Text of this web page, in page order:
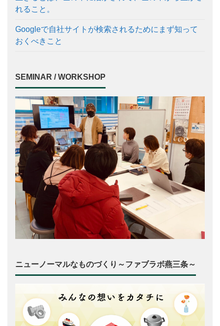
れること。
Googleで自社サイトが検索されるためにまず知って
おくべきこと
SEMINAR / WORKSHOP
ニューノーマルなものづくり～ファブラボ燕三条～